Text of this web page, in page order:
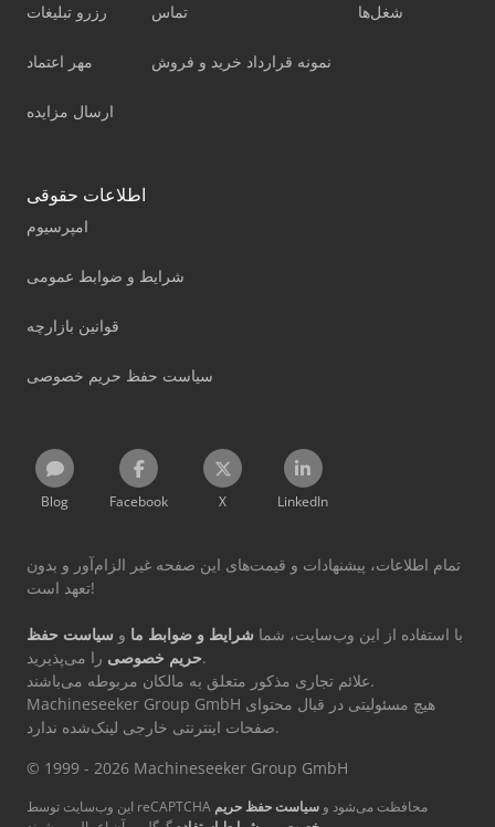
رزرو تبلیغات
مهر اعتماد
ارسال مزایده
تماس
نمونه قرارداد خرید و فروش
شغل‌ها
اطلاعات حقوقی
امپرسیوم
شرایط و ضوابط عمومی
قوانین بازارچه
سیاست حفظ حریم خصوصی
Blog Facebook X LinkedIn
تمام اطلاعات، پیشنهادات و قیمت‌های این صفحه غیر الزام‌آور و بدون
تعهد است!
با استفاده از این وب‌سایت، شما شرایط و ضوابط ما و سیاست حفظ
حریم خصوصیرا می‌پذیرید.
علائم تجاری مذکور متعلق به مالکان مربوطه می‌باشند.
Machineseeker Group GmbH هیچ مسئولیتی در قبال محتوای
صفحات اینترنتی خارجی لینک‌شده ندارد.
© 1999 - 2026 Machineseeker Group GmbH
این وب‌سایت توسط reCAPTCHA محافظت می‌شود و سیاست حفظ حریم